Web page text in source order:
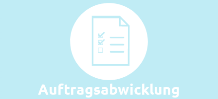
Auftragsabwicklung